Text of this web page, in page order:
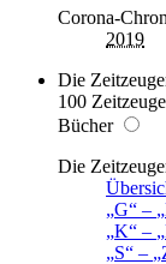
Corona-
2019
Die
100
Bücher
Die
G
–
K
–
S
–